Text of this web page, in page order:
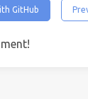
GitHub